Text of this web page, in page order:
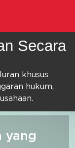
Secara
khusus
hukum,
yang